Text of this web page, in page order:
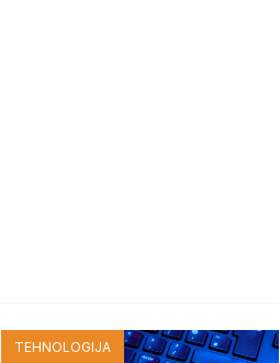
TEHNOLOGIJA